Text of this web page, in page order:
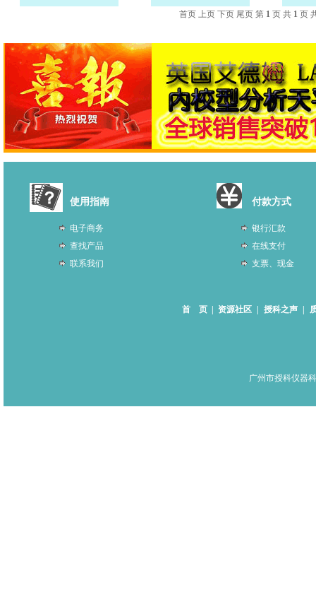
首页 上页 下页 尾页 第 1 页 共 1 页
使用指南
电子商务
查找产品
联系我们
付款方式
银行汇款
在线支付
支票、现金
首 页 资源社区 授科之声
广州市授科仪器